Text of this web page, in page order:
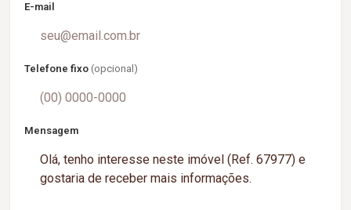
E-mail
Telefone fixo (opcional)
Mensagem